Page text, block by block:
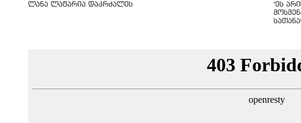
ლანა ლატარია დაკრძალეს
"ეს